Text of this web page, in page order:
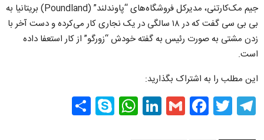
جیم مک‌کارتنی، مدیرکل فروشگاه‌های “پاوند‌لند” (Poundland) بریتانیا به
بی بی سی گفت که در ۱۸ سالگی در یک نجاری کار می‌کرده و دست آخر با
زدن مشتی به صورت رئیس به گفته خودش “زورگو” از کار استعفا داده
است.
این مطلب را به اشتراک بگذارید:
Telegram
Twitter
Facebook
Gmail
LinkedIn
WhatsApp
Skype